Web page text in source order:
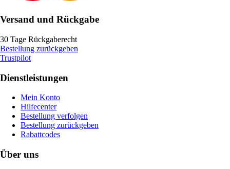
Versand und Rückgabe
30 Tage Rückgaberecht
Bestellung zurückgeben
Trustpilot
Dienstleistungen
Mein Konto
Hilfecenter
Bestellung verfolgen
Bestellung zurückgeben
Rabattcodes
Über uns